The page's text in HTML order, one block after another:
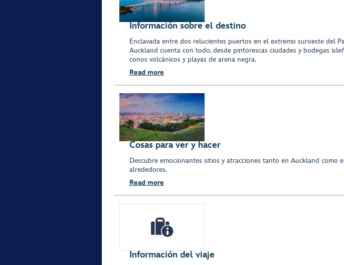
Información sobre el destino
Enclavada entre dos relucientes puertos en el extremo suroeste del
Auckland cuenta con todo, desde pintorescas ciudades y bodegas
conos volcánicos y playas de arena negra.
Read more
Cosas para ver y hacer
Descubre emocionantes sitios y atracciones tanto en Auckland como
alrededores.
Read more
Información del viaje